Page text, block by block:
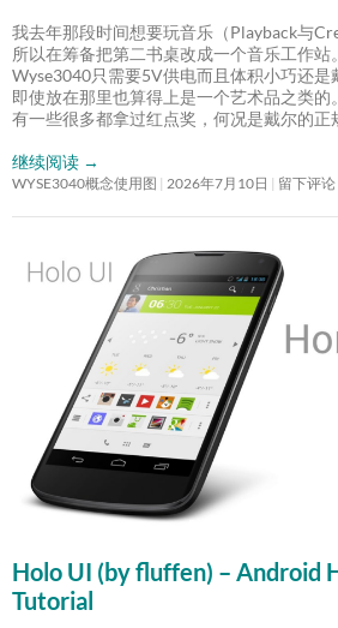
我去年那段时间想要玩音乐（Playback与
所以在筹备把第二书桌改成一个音乐工作站。
Wyse3040只需要5V供电而且体积小巧还是
即使放在那里也算得上是一个艺术品之类
有一些很多都拿过红点奖，何况是戴尔的正
继续阅读 →
WYSE3040概念使用图 2026年7月10日 留下评论
Holo UI (by fluffen) – Android
Tutorial